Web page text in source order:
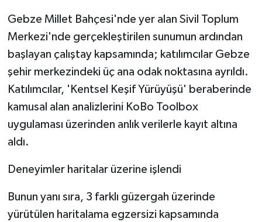
Gebze Millet Bahçesi'nde yer alan Sivil Toplum
Merkezi'nde gerçekleştirilen sunumun ardından
başlayan çalıştay kapsamında; katılımcılar Gebze
şehir merkezindeki üç ana odak noktasına ayrıldı.
Katılımcılar, 'Kentsel Keşif Yürüyüşü' beraberinde
kamusal alan analizlerini KoBo Toolbox
uygulaması üzerinden anlık verilerle kayıt altına
aldı.
Deneyimler haritalar üzerine işlendi
Bunun yanı sıra, 3 farklı güzergah üzerinde
yürütülen haritalama egzersizi kapsamında